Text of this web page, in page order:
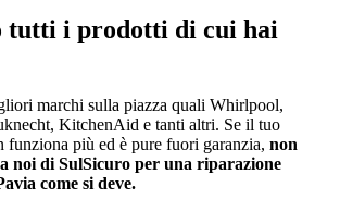
tutti i prodotti di cui hai
marchi sulla piazza quali Whirlpool,
KitchenAid e tanti altri. Se il tuo
funziona più ed è pure fuori garanzia, non
noi di SulSicuro per una riparazione
come si deve.